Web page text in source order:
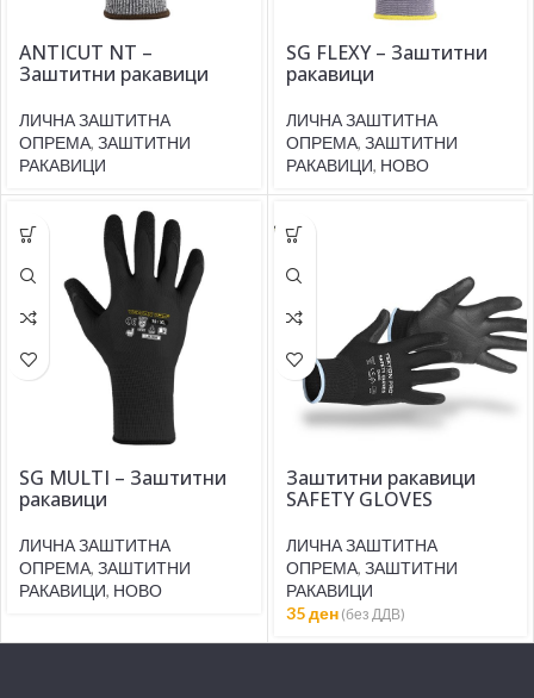
ANTICUT NT –
Заштитни ракавици
ЛИЧНА ЗАШТИТНА
ОПРЕМА, ЗАШТИТНИ
РАКАВИЦИ
SG FLEXY – Заштитни
ракавици
ЛИЧНА ЗАШТИТНА
ОПРЕМА, ЗАШТИТНИ
РАКАВИЦИ, НОВО
SG MULTI – Заштитни
ракавици
ЛИЧНА ЗАШТИТНА
ОПРЕМА, ЗАШТИТНИ
РАКАВИЦИ, НОВО
Заштитни ракавици
SAFETY GLOVES
ЛИЧНА ЗАШТИТНА
ОПРЕМА, ЗАШТИТНИ
РАКАВИЦИ
35ден(без ДДВ)